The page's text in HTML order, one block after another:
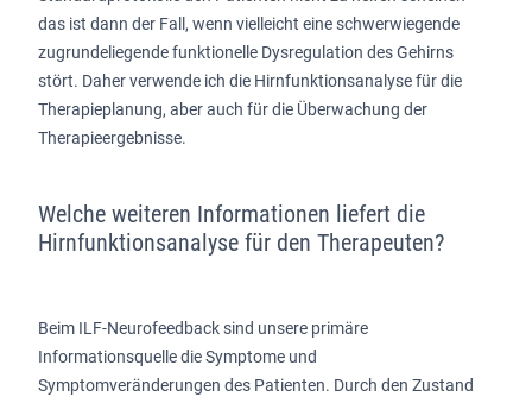
das ist dann der Fall, wenn vielleicht eine schwerwiegende
zugrundeliegende funktionelle Dysregulation des Gehirns
stört. Daher verwende ich die Hirnfunktionsanalyse für die
Therapieplanung, aber auch für die Überwachung der
Therapieergebnisse.
Welche weiteren Informationen liefert die
Hirnfunktionsanalyse für den Therapeuten?
Beim ILF-Neurofeedback sind unsere primäre
Informationsquelle die Symptome und
Symptomveränderungen des Patienten. Durch den Zustand